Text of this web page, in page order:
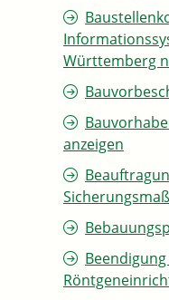
Württemberg
anzeigen